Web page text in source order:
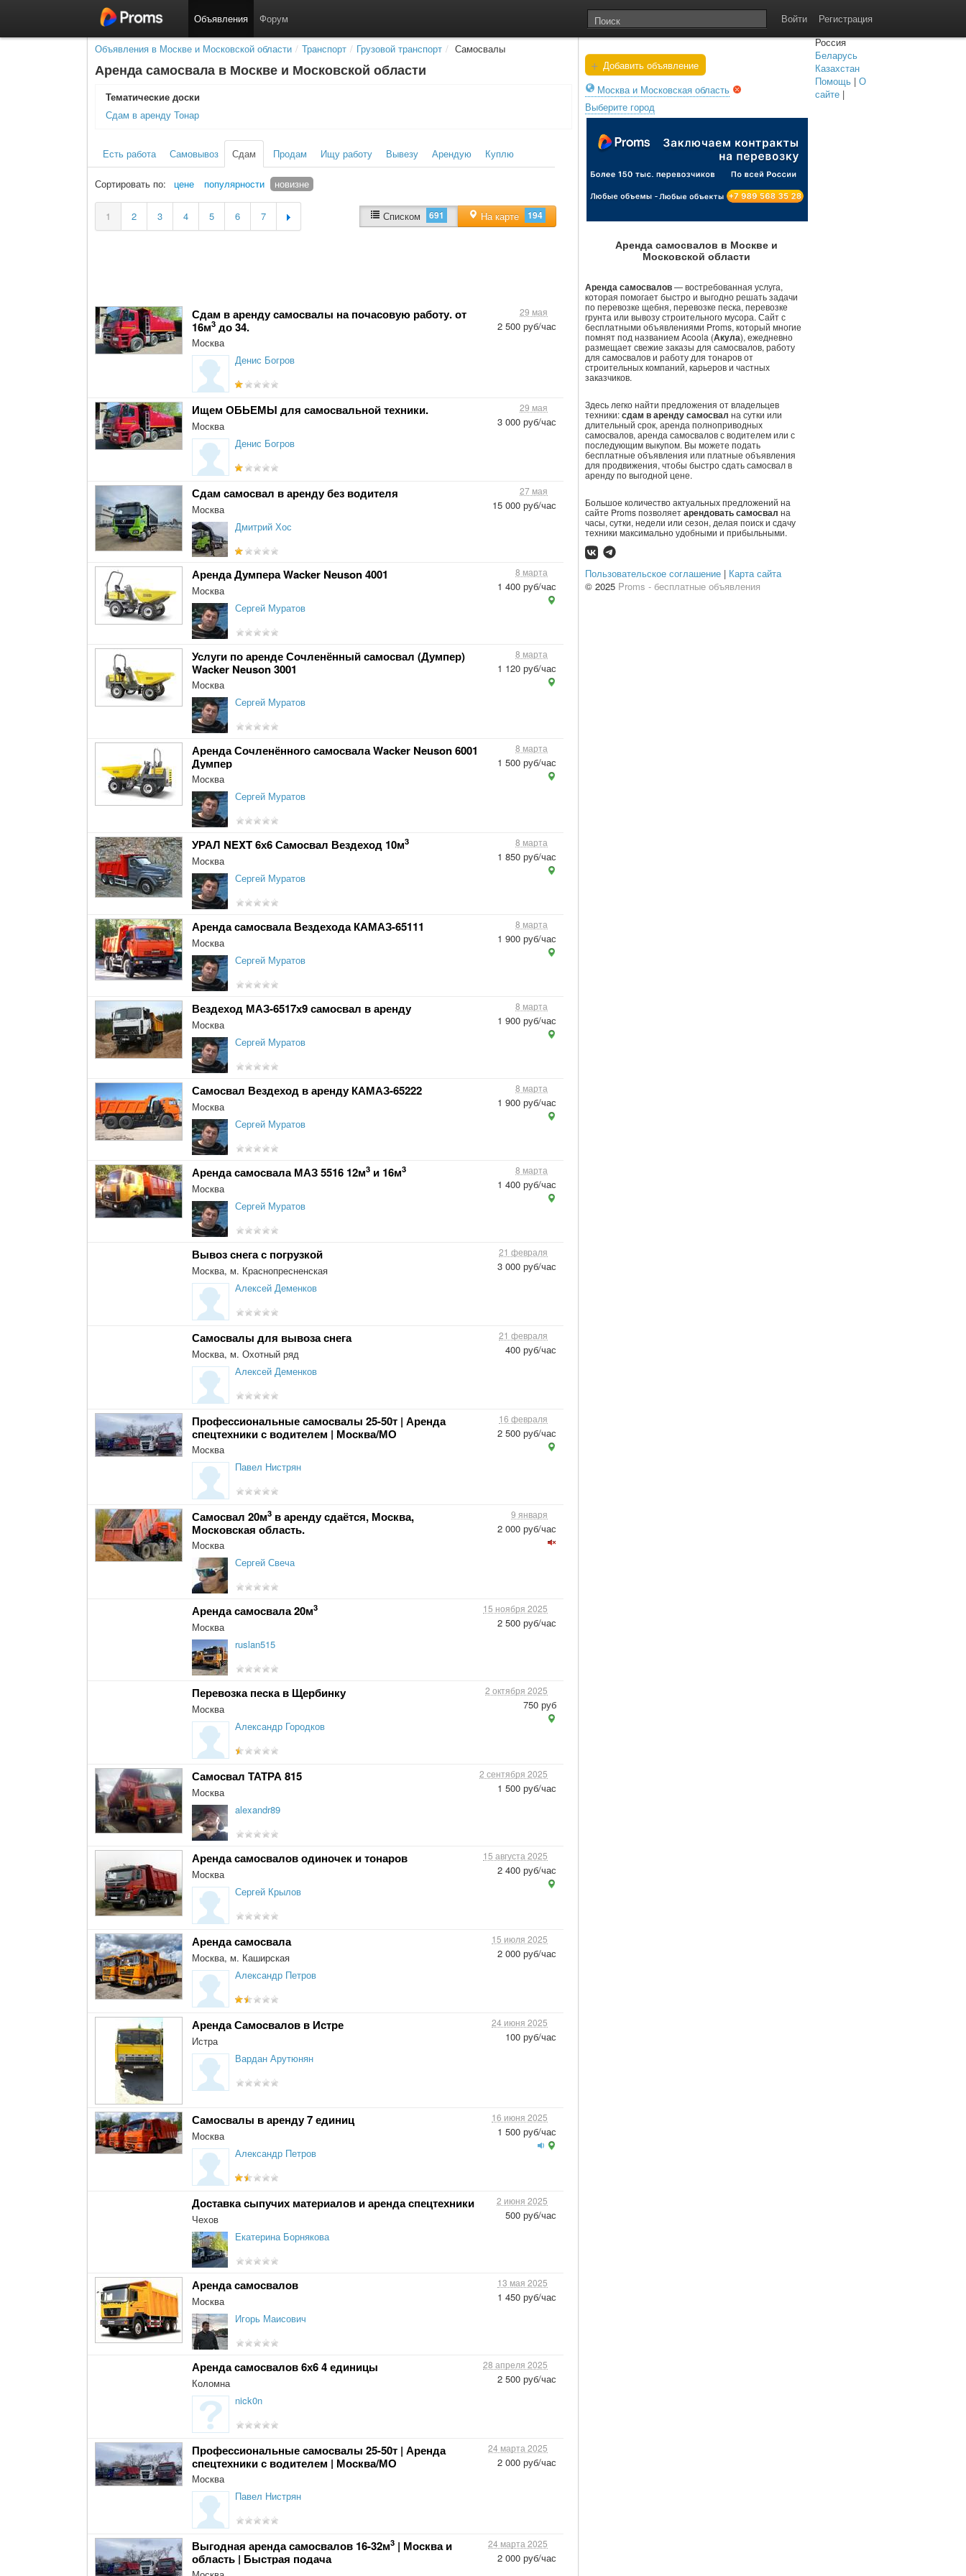
Объявления Форум Войти Регистрация
Объявления в Москве и Московской области / Транспорт / Грузовой транспорт / Самосвалы
Аренда самосвала в Москве и Московской области
Тематичеcкие доски
Сдам в аренду Тонар
Есть работа Самовывоз Сдам Продам Ищу работу Вывезу Арендую Куплю
Сортировать по: цене популярности новизне
1 2 3 4 5 6 7 Списком 691 На карте 194
Сдам в аренду самосвалы на почасовую работу. от
16м3 до 34.
29 мая
Москва
2 500 руб/час
Денис Богров
Ищем ОБЬЕМЫ для самосвальной техники. 29 мая
Москва
3 000 руб/час
Денис Богров
Сдам самосвал в аренду без водителя 27 мая
Москва
15 000 руб/час
Дмитрий Хос
Аренда Думпера Wacker Neuson 4001 8 марта
Москва
1 400 руб/час
Сергей Муратов
Услуги по аренде Сочленённый самосвал (Думпер)
Wacker Neuson 3001
8 марта
Москва
1 120 руб/час
Сергей Муратов
Аренда Сочленённого самосвала Wacker Neuson 6001
Думпер
8 марта
Москва
1 500 руб/час
Сергей Муратов
УРАЛ NEXT 6х6 Самосвал Вездеход 10м3 8 марта
Москва
1 850 руб/час
Сергей Муратов
Аренда самосвала Вездехода КАМАЗ-65111 8 марта
Москва
1 900 руб/час
Сергей Муратов
Вездеход МАЗ-6517х9 самосвал в аренду 8 марта
Москва
1 900 руб/час
Сергей Муратов
Самосвал Вездеход в аренду КАМАЗ-65222 8 марта
Москва
1 900 руб/час
Сергей Муратов
Аренда самосвала МАЗ 5516 12м3 и 16м3 8 марта
Москва
1 400 руб/час
Сергей Муратов
Вывоз снега с погрузкой 21 февраля
Москва, м. Краснопресненская
3 000 руб/час
Алексей Деменков
Самосвалы для вывоза снега 21 февраля
Москва, м. Охотный ряд
400 руб/час
Алексей Деменков
Профессиональные самосвалы 25-50т | Аренда
спецтехники с водителем | Москва/МО
16 февраля
Москва
2 500 руб/час
Павел Нистрян
Самосвал 20м3 в аренду сдаётся, Москва,
Московская область.
9 января
Москва
2 000 руб/час
Сергей Свеча
Аренда самосвала 20м3 15 ноября 2025
Москва
2 500 руб/час
ruslan515
Перевозка песка в Щербинку 2 октября 2025
Москва
750 руб
Александр Городков
Самосвал ТАТРА 815 2 сентября 2025
Москва
1 500 руб/час
alexandr89
Аренда самосвалов одиночек и тонаров 15 августа 2025
Москва
2 400 руб/час
Сергей Крылов
Аренда самосвала 15 июля 2025
Москва, м. Каширская
2 000 руб/час
Александр Петров
Аренда Самосвалов в Истре 24 июня 2025
Истра
100 руб/час
Вардан Арутюнян
Самосвалы в аренду 7 единиц 16 июня 2025
Москва
1 500 руб/час
Александр Петров
Доставка сыпучих материалов и аренда спецтехники 2 июня 2025
Чехов
500 руб/час
Екатерина Борнякова
Аренда самосвалов 13 мая 2025
Москва
1 450 руб/час
Игорь Маисович
Аренда самосвалов 6х6 4 единицы 28 апреля 2025
Коломна
2 500 руб/час
nick0n
Профессиональные самосвалы 25-50т | Аренда
спецтехники с водителем | Москва/МО
24 марта 2025
Москва
2 000 руб/час
Павел Нистрян
Выгодная аренда самосвалов 16-32м3 | Москва и
область | Быстрая подача
24 марта 2025
2 000 руб/час
+ Добавить объявление
Москва и Московская область
Выберите город
Аренда самосвалов в Москве и
Московской области
Аренда самосвалов— востребованная услуга,
которая помогает быстро и выгодно решать задачи
по перевозке щебня, перевозке песка, перевозке
грунта или вывозу строительного мусора. Сайт с
бесплатными объявлениями Proms, который многие
помнят под названием Acoola (Акула), ежедневно
размещает свежие заказы для самосвалов, работу
для самосвалов и работу для тонаров от
строительных компаний, карьеров и частных
заказчиков.
Здесь легко найти предложения от владельцев
техники:сдам в аренду самосвал на сутки или
длительный срок, аренда полноприводных
самосвалов, аренда самосвалов с водителем или с
последующим выкупом. Вы можете подать
бесплатные объявления или платные объявления
для продвижения, чтобы быстро сдать самосвал в
аренду по выгодной цене.
Большое количество актуальных предложений на
сайте Proms позволяетарендовать самосвал на
часы, сутки, недели или сезон, делая поиск и сдачу
техники максимально удобными и прибыльными.
Россия
Беларусь
Казахстан
Помощь | О
сайте |
Пользовательское соглашение | Карта сайта
© 2025 Proms - бесплатные объявления